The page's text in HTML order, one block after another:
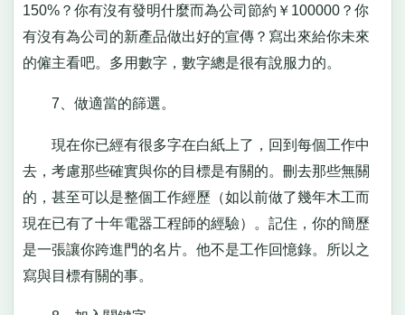
150%？你有沒有發明什麼而為公司節約￥100000？你
有沒有為公司的新產品做出好的宣傳？寫出來給你未來
的僱主看吧。多用數字，數字總是很有說服力的。
7、做適當的篩選。
現在你已經有很多字在白紙上了，回到每個工作中
去，考慮那些確實與你的目標是有關的。刪去那些無關
的，甚至可以是整個工作經歷（如以前做了幾年木工而
現在已有了十年電器工程師的經驗）。記住，你的簡歷
是一張讓你跨進門的名片。他不是工作回憶錄。所以之
寫與目標有關的事。